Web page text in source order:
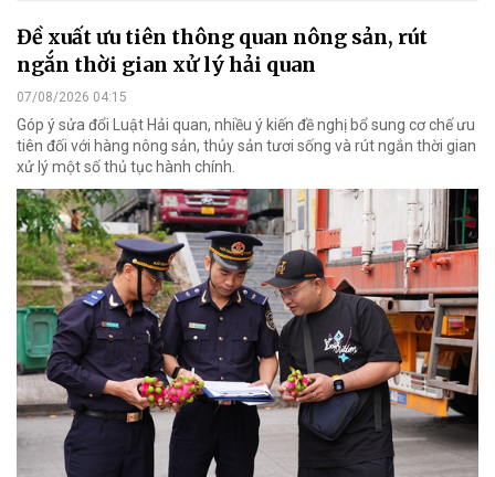
Đề xuất ưu tiên thông quan nông sản, rút
ngắn thời gian xử lý hải quan
07/08/2026 04:15
Góp ý sửa đổi Luật Hải quan, nhiều ý kiến đề nghị bổ sung cơ chế ưu
tiên đối với hàng nông sản, thủy sản tươi sống và rút ngắn thời gian
xử lý một số thủ tục hành chính.